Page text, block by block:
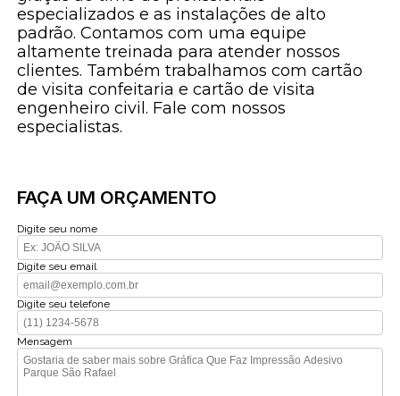
especializados e as instalações de alto
padrão. Contamos com uma equipe
altamente treinada para atender nossos
clientes. Também trabalhamos com cartão
de visita confeitaria e cartão de visita
engenheiro civil. Fale com nossos
especialistas.
FAÇA UM ORÇAMENTO
Digite seu nome
Digite seu email
Digite seu telefone
Mensagem